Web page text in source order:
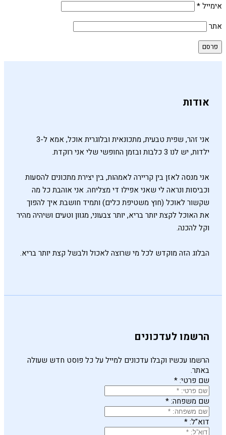
אימייל*
אתר
אודות
אני זהר, שפית טבעית, מתכונאית ובלוגרית אוכל, אמא ל-3
ילדות, יש לנו 3 כלבות ובזמן החופשי שלי אני רוקדת.
אני מנסה לאזן בין קריירה לאמהות, בין יצירת מתכונים להסעות
וכביסות ונראה לי שאני אפילו די מצליחה. אני אוהבת כל מה
שקשור לאוכל (חוץ משטיפת כלים) ותמיד חושבת איך להפוך
את האוכל לקצת יותר בריא, יותר צבעוני, מגוון וטעים ושיהיה מהיר
וקל להכנה.
הבלוג הזה מוקדש לכל מי שרוצה לאכול ולבשל קצת יותר בריא.
הרשמו לעדכונים
הרשמו עכשיו וקבלו עדכונים למייל על כל פוסט חדש שעולה
באתר.
שם פרטי:*
שם משפחה:*
דוא”ל:*